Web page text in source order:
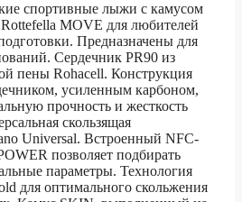
спортивные лыжи с камусом
MOVE для любителей
Предназначены для
Сердечник PR90 из
пены Rohacell. Конструкция
усиленным карбоном,
прочность и жесткость
скользящая
Universal. Встроенный NFС-
позволяет подбирать
параметры. Технология
для оптимального скольжения